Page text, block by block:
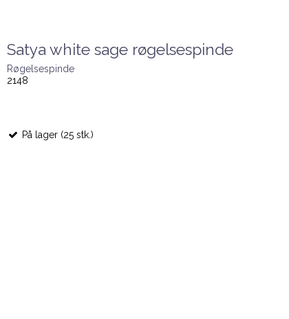
Satya white sage røgelsespinde
Røgelsespinde
2148
På lager (25 stk.)